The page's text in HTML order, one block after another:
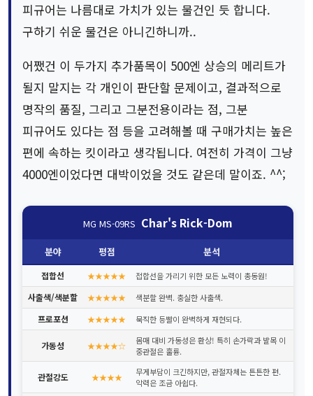
피규어는 나름대로 가치가 있는 물건인 듯 합니다.
구하기 쉬운 물건은 아니긴하니까..
어쨌건 이 두가지 추가품목이 500엔 상승의 메리트가
될지 말지는 각 개인이 판단할 문제이고, 결과적으로
명작의 품질, 그리고 그분전용이라는 점, 그분
피규어도 있다는 점 등을 고려해볼 때 구매가치는 높은
편에 속하는 킷이라고 생각됩니다. 여전히 가격이 그냥
4000엔이었다면 대박이었을 것도 같은데 말이죠. ^^;
MG MS-09RS Char's Rick-Dom
분야 평점 분석
접합선 ★★★★★ 접합선을 가리기 위한 모든 노력이 총동원!
사출색/색분할 ★★★★★ 색분할 완벽. 충실한 사출색.
프로포션 ★★★★★ 묵직한 등빨이 완벽하게 재현되다.
가동성 ★★★★☆
몸매 대비 가동성은 환상! 특히 손가락과 발목 이
중관절은 훌륭.
관절강도 ★★★★
무게부담이 크긴하지만, 관절자체는 튼튼한 편.
악력은 조금 아쉽다.